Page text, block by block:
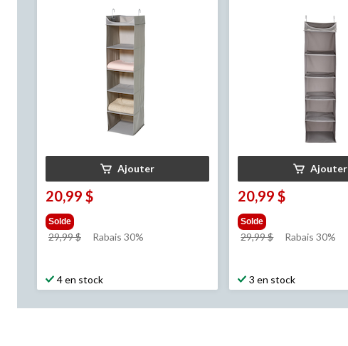
Ajouter
20,99 $
Solde
29,99 $
prixRabais 30%
4 en stock
Ajouter
20,99 $
Solde
29,99 $
prix
Rabais 30%
3 en stock